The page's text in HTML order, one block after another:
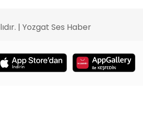
| Yozgat Ses Haber